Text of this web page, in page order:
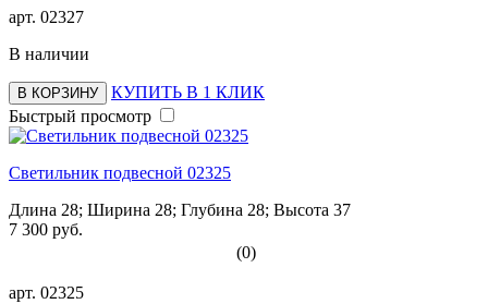
арт. 02327
В наличии
В КОРЗИНУ
КУПИТЬ В 1 КЛИК
Быстрый просмотр
Светильник подвесной 02325
Длина 28; Ширина 28; Глубина 28; Высота 37
7 300 руб.
(0)
арт. 02325